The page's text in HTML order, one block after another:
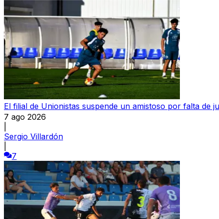
El filial de Unionistas suspende un amistoso por falta de
7 ago 2026
Sergio Villardón
7